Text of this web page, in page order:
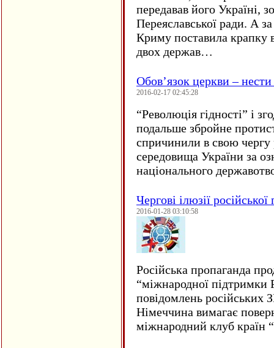
передавав його Україні,
Переяславської ради. А
Криму поставила крапку
двох держав…
Обов’язок церкви –
2016-02-17 02:45:28
“Революція гідності” і
подальше збройне
спричинили в свою чергу
середовища України за
національного
Чергові ілюзії
2016-01-28 03:10:58
Російська пропаганда
“міжнародної підтримки
повідомлень російських
Німеччина вимагає
міжнародний клуб країн